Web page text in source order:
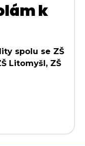
k
spolu se ZŠ
Litomyšl, ZŠ